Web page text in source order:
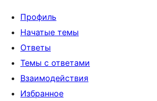
Профиль
Начатые темы
Ответы
Темы с ответами
Взаимодействия
Избранное